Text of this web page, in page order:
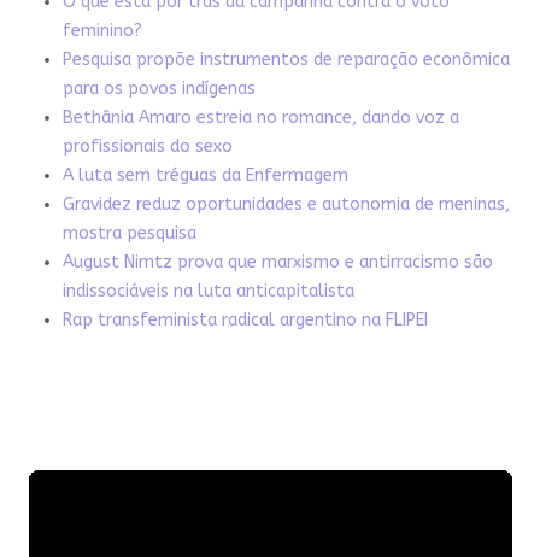
feminino?
Pesquisa propõe instrumentos de reparação econômica
para os povos indígenas
Bethânia Amaro estreia no romance, dando voz a
profissionais do sexo
A luta sem tréguas da Enfermagem
Gravidez reduz oportunidades e autonomia de meninas,
mostra pesquisa
August Nimtz prova que marxismo e antirracismo são
indissociáveis na luta anticapitalista
Rap transfeminista radical argentino na FLIPEI